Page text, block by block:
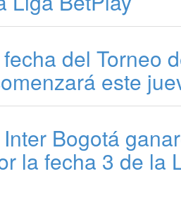
del Torneo
este
Bogotá
la fecha 3 de la